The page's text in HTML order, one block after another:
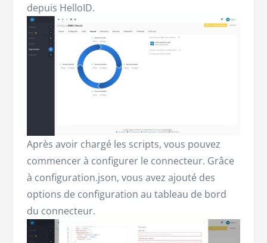
depuis HelloID.
Après avoir chargé les scripts, vous pouvez
commencer à configurer le connecteur. Grâce
à configuration.json, vous avez ajouté des
options de configuration au tableau de bord
du connecteur.